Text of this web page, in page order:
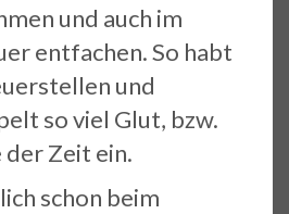
und auch im
entfachen. So habt
und
so viel Glut, bzw.
Zeit ein.
schon beim